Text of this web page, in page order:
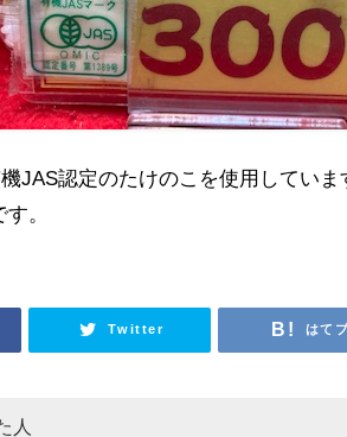
JAS認定のたけのこを使用してい
。
Twitter はてブ
人